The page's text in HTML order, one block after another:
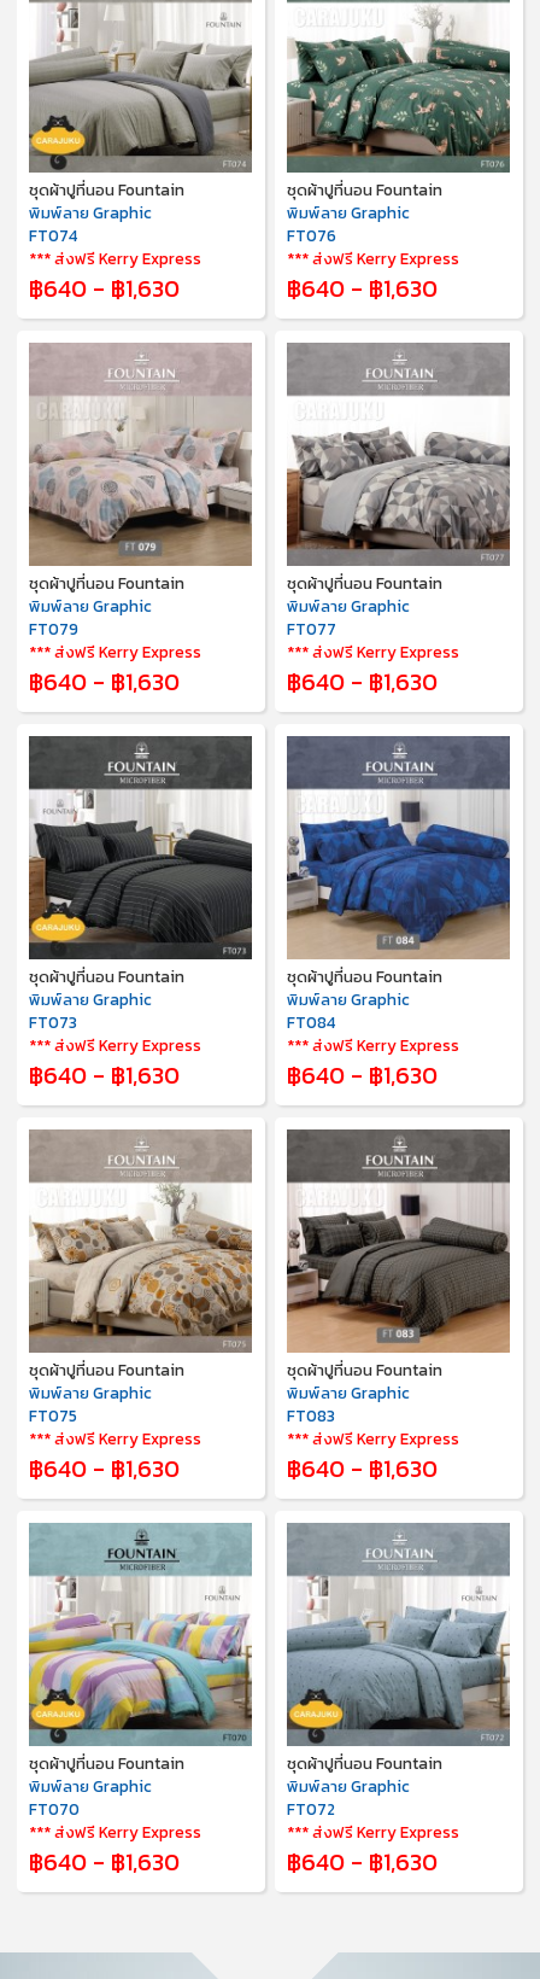
ชุดผ้าปูที่นอน Fountain
พิมพ์ลาย Graphic
FT074
*** ส่งฟรี Kerry Express
฿640 - ฿1,630
ชุดผ้าปูที่นอน Fountain
พิมพ์ลาย Graphic
FT076
*** ส่งฟรี Kerry Express
฿640 - ฿1,630
ชุดผ้าปูที่นอน Fountain
พิมพ์ลาย Graphic
FT079
*** ส่งฟรี Kerry Express
฿640 - ฿1,630
ชุดผ้าปูที่นอน Fountain
พิมพ์ลาย Graphic
FT077
*** ส่งฟรี Kerry Express
฿640 - ฿1,630
ชุดผ้าปูที่นอน Fountain
พิมพ์ลาย Graphic
FT073
*** ส่งฟรี Kerry Express
฿640 - ฿1,630
ชุดผ้าปูที่นอน Fountain
พิมพ์ลาย Graphic
FT084
*** ส่งฟรี Kerry Express
฿640 - ฿1,630
ชุดผ้าปูที่นอน Fountain
พิมพ์ลาย Graphic
FT075
*** ส่งฟรี Kerry Express
฿640 - ฿1,630
ชุดผ้าปูที่นอน Fountain
พิมพ์ลาย Graphic
FT083
*** ส่งฟรี Kerry Express
฿640 - ฿1,630
ชุดผ้าปูที่นอน Fountain
พิมพ์ลาย Graphic
FT070
*** ส่งฟรี Kerry Express
฿640 - ฿1,630
ชุดผ้าปูที่นอน Fountain
พิมพ์ลาย Graphic
FT072
*** ส่งฟรี Kerry Express
฿640 - ฿1,630